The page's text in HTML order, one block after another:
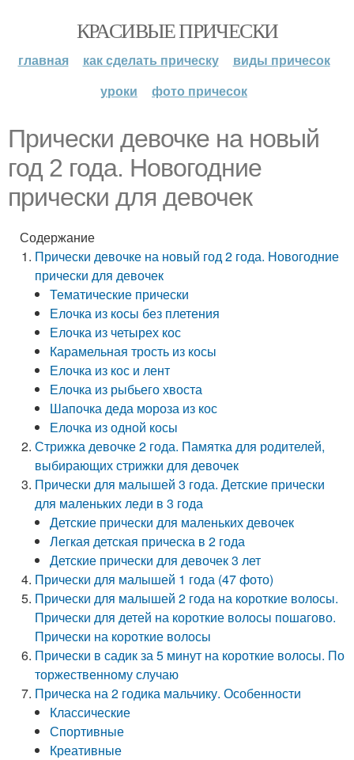
КРАСИВЫЕ ПРИЧЕСКИ
главная как сделать прическу
виды причесок
уроки
фото причесок
Прически девочке на новый
год 2 года. Новогодние
прически для девочек
Содержание
Прически девочке на новый год 2 года. Новогодние
прически для девочек
Тематические прически
Елочка из косы без плетения
Елочка из четырех кос
Карамельная трость из косы
Елочка из кос и лент
Елочка из рыбьего хвоста
Шапочка деда мороза из кос
Елочка из одной косы
Стрижка девочке 2 года. Памятка для родителей,
выбирающих стрижки для девочек
Прически для малышей 3 года. Детские прически
для маленьких леди в 3 года
Детские прически для маленьких девочек
Легкая детская прическа в 2 года
Детские прически для девочек 3 лет
Прически для малышей 1 года (47 фото)
Прически для малышей 2 года на короткие волосы.
Прически для детей на короткие волосы пошагово.
Прически на короткие волосы
Прически в садик за 5 минут на короткие волосы. По
торжественному случаю
Прическа на 2 годика мальчику. Особенности
Классические
Спортивные
Креативные